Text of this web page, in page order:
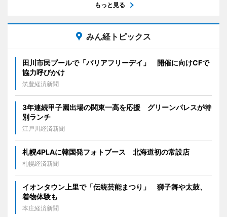
もっと見る
みん経トピックス
田川市民プールで「バリアフリーデイ」 開催に向けCFで
協力呼びかけ
筑豊経済新聞
3年連続甲子園出場の関東一高を応援 グリーンパレスが特
別ランチ
江戸川経済新聞
札幌4PLAに韓国発フォトブース 北海道初の常設店
札幌経済新聞
イオンタウン上里で「伝統芸能まつり」 獅子舞や太鼓、
着物体験も
本庄経済新聞